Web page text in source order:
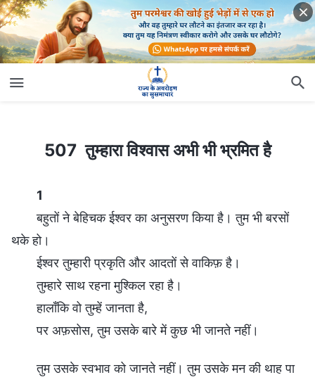
507 तुम्हारा विश्वास अभी भी भ्रमित है
1
बहुतों ने बेहिचक ईश्वर का अनुसरण किया है। तुम भी बरसों
थके हो।
ईश्वर तुम्हारी प्रकृति और आदतों से वाकिफ़ है।
तुम्हारे साथ रहना मुश्किल रहा है।
हालाँकि वो तुम्हें जानता है,
पर अफ़सोस, तुम उसके बारे में कुछ भी जानते नहीं।
तुम उसके स्वभाव को जानते नहीं। तुम उसके मन की थाह पा